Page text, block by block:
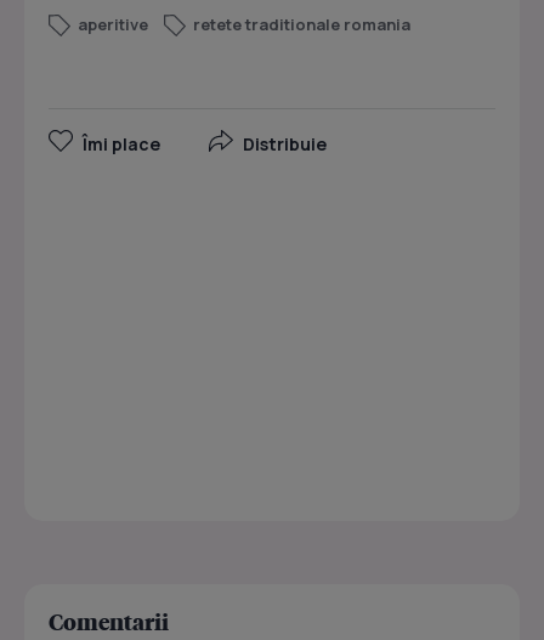
aperitive retete traditionale romania
Îmi place Distribuie
Comentarii